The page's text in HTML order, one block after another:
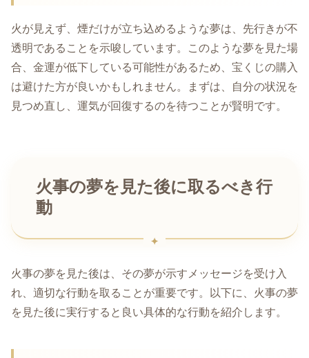
火が見えず、煙だけが立ち込めるような夢は、先行きが不
透明であることを示唆しています。このような夢を見た場
合、金運が低下している可能性があるため、宝くじの購入
は避けた方が良いかもしれません。まずは、自分の状況を
見つめ直し、運気が回復するのを待つことが賢明です。
火事の夢を見た後に取るべき行
動
火事の夢を見た後は、その夢が示すメッセージを受け入
れ、適切な行動を取ることが重要です。以下に、火事の夢
を見た後に実行すると良い具体的な行動を紹介します。